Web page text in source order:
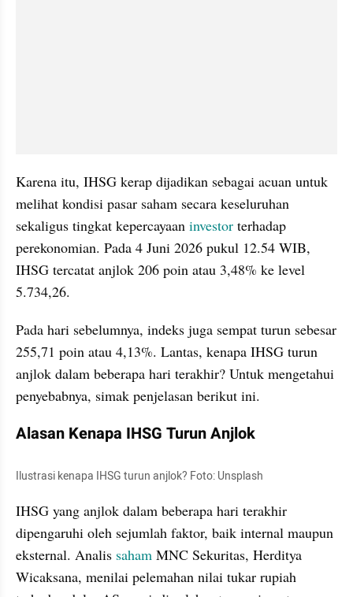
Karena itu, IHSG kerap dijadikan sebagai acuan untuk
melihat kondisi pasar saham secara keseluruhan
sekaligus tingkat kepercayaan investor terhadap
perekonomian. Pada 4 Juni 2026 pukul 12.54 WIB,
IHSG tercatat anjlok 206 poin atau 3,48% ke level
5.734,26.
Pada hari sebelumnya, indeks juga sempat turun sebesar
255,71 poin atau 4,13%. Lantas, kenapa IHSG turun
anjlok dalam beberapa hari terakhir? Untuk mengetahui
penyebabnya, simak penjelasan berikut ini.
Alasan Kenapa IHSG Turun Anjlok
Ilustrasi kenapa IHSG turun anjlok? Foto: Unsplash
IHSG yang anjlok dalam beberapa hari terakhir
dipengaruhi oleh sejumlah faktor, baik internal maupun
eksternal. Analis saham MNC Sekuritas, Herditya
Wicaksana, menilai pelemahan nilai tukar rupiah